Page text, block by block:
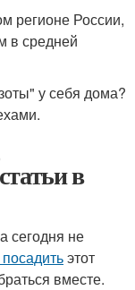
регионе России,
в средней
у себя дома?
в
сегодня не
этот
вместе.